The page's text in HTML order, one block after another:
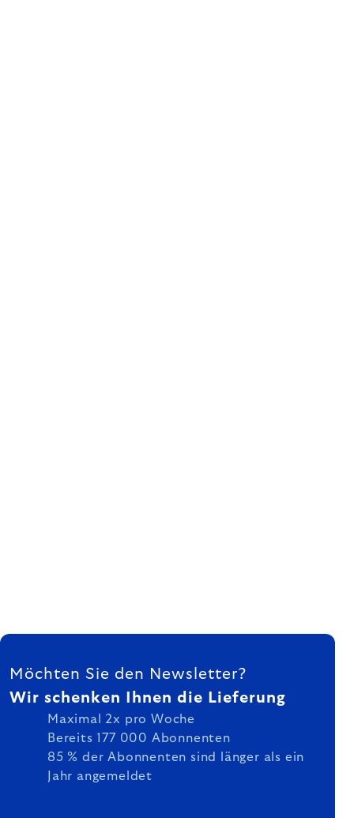
FUSSZEILE
Möchten Sie den Newsletter?
Wir schenken Ihnen die Lieferung
Maximal 2x pro Woche
Bereits 177 000 Abonnenten
85 % der Abonnenten sind länger als ein
Jahr angemeldet